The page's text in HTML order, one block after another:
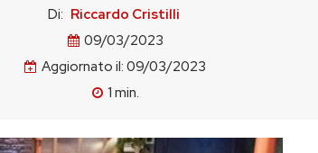
Di: Riccardo Cristilli
09/03/2023
Aggiornato il: 09/03/2023
1 min.